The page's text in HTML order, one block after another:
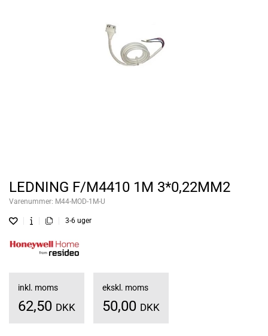
LEDNING F/M4410 1M 3*0,22MM2
Varenummer: M44-MOD-1M-U
3-6 uger
inkl. moms
62,50 DKK
ekskl. moms
50,00 DKK